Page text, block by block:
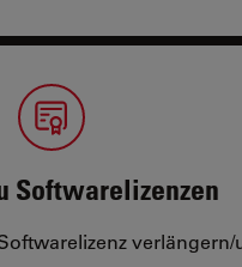
Softwarelizenzen